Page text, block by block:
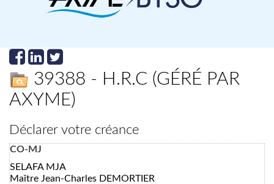
39388 - H.R.C (GÉRÉ PAR
AXYME)
Déclarer votre créance
CO-MJ
SELAFA MJA
Maître Jean-Charles DEMORTIER